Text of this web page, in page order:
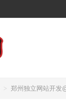
> 郑州独立网站开发